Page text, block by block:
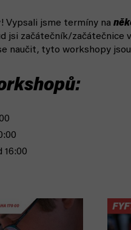
Vypsali jsme termíny na
jsi začátečník/začátečnice
naučit, tyto workshopy
16:00